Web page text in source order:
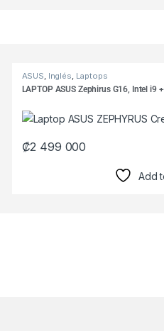
Products Grid
ASUS, Inglés, Laptops
LAPTOP ASUS Zephirus G16, Intel i9
₡2 499 000
Add